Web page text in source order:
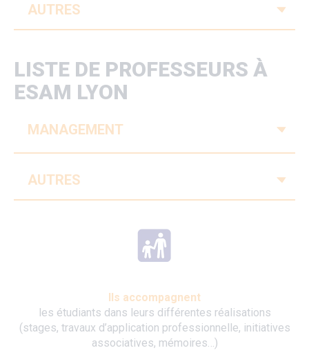
AUTRES
LISTE DE PROFESSEURS À
ESAM LYON
MANAGEMENT
AUTRES
Ils accompagnent
les étudiants dans leurs différentes réalisations
(stages, travaux d’application professionnelle, initiatives
associatives, mémoires…)